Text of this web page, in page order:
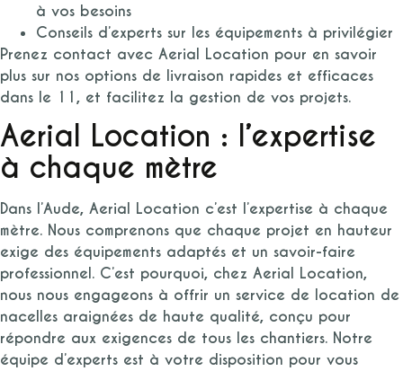
à vos besoins
Conseils d’experts sur les équipements à privilégier
Prenez contact avec Aerial Location pour en savoir
plus sur nos options de livraison rapides et efficaces
dans le 11, et facilitez la gestion de vos projets.
Aerial Location : l’expertise
à chaque mètre
Dans l’Aude, Aerial Location c’est l’expertise à chaque
mètre. Nous comprenons que chaque projet en hauteur
exige des équipements adaptés et un savoir-faire
professionnel. C’est pourquoi, chez Aerial Location,
nous nous engageons à offrir un service de location de
nacelles araignées de haute qualité, conçu pour
répondre aux exigences de tous les chantiers. Notre
équipe d’experts est à votre disposition pour vous